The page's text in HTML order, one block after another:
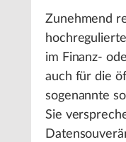
Zunehmend
im Finanz-
auch für die
sogenannte
Sie